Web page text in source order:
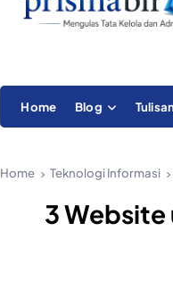
Home Blog
Home Teknologi Informasi
3